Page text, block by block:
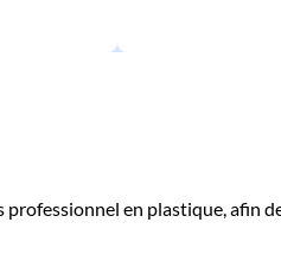
professionnel en plastique,